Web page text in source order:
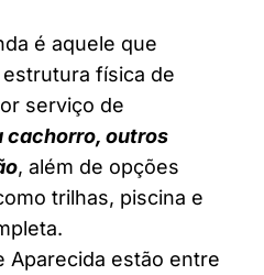
é aquele que
física de
serviço de
cachorro, outros
, além de opções
trilhas, piscina e
Aparecida estão entre